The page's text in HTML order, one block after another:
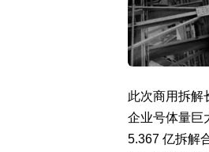
此次商用拆解
企业号体量巨
5.367 亿拆解